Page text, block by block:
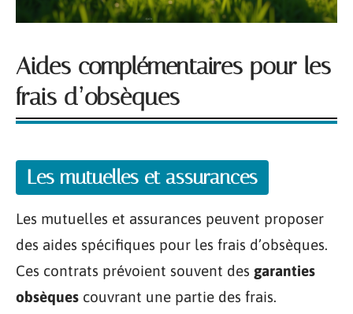
Aides complémentaires pour les
frais d’obsèques
Les mutuelles et assurances
Les mutuelles et assurances peuvent proposer
des aides spécifiques pour les frais d’obsèques.
Ces contrats prévoient souvent des garanties
obsèques couvrant une partie des frais.